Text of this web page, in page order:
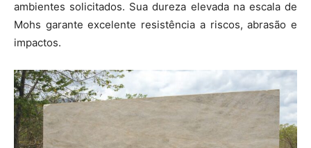
ambientes solicitados. Sua dureza elevada na escala de
Mohs garante excelente resistência a riscos, abrasão e
impactos.